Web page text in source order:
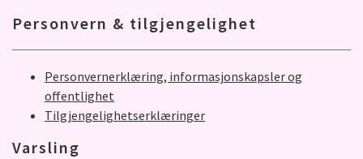
Personvern & tilgjengelighet
Personvernerklæring, informasjonskapsler og
offentlighet
Tilgjengelighetserklæringer
Varsling